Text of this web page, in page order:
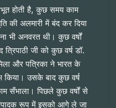
होती है, कुछ समय काम
की अलमारी में बंद कर दिया
भी अनवरत थी। कुछ वर्षों
जी को कुछ वर्ष डॉ.
और पत्रिका ने भारत के
किया। उसके बाद कुछ वर्ष
सँभाला। पिछले कुछ वर्षों से
संपादक रूप में इसको आगे ले जा